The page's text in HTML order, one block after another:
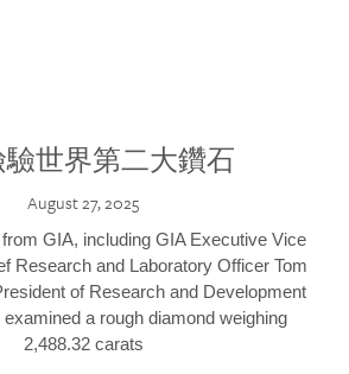
驗世界第二大鑽石
August 27, 2025
GIA, including GIA Executive Vice
Research and Laboratory Officer Tom
of Research and Development
examined a rough diamond weighing
2,488.32 carats